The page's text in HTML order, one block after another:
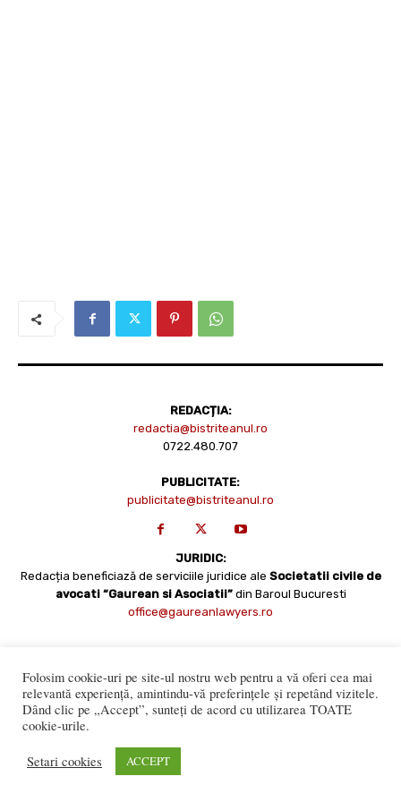
REDACȚIA:
redactia@bistriteanul.ro
0722.480.707
PUBLICITATE:
publicitate@bistriteanul.ro
JURIDIC:
Redacția beneficiază de serviciile juridice ale Societatii civile de
avocati “Gaurean si Asociatii” din Baroul Bucuresti
office@gaureanlawyers.ro
Reproducerea totală sau parțială a materialelor este permisă
numai cu acordul expres al Bistriteanul.Ro. © Copyright 2008 -
Folosim cookie-uri pe site-ul nostru web pentru a vă oferi cea mai
relevantă experiență, amintindu-vă preferințele și repetând vizitele.
Dând clic pe „Accept”, sunteți de acord cu utilizarea TOATE
cookie-urile.
Setari cookies ACCEPT